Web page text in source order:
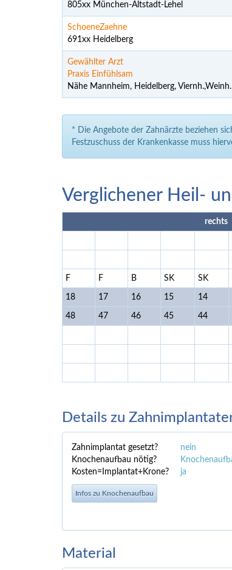
805xx München-Altstadt-Lehel
SchoeneZaehne
691xx Heidelberg
Gewählter Arzt
Praxis Einfühlsam
Nähe Mannheim, Heidelberg, Viernh.,Weinh.
* Die Angebote der Zahnärzte beziehen
Festzuschuss der Krankenkasse muss
Verglichener Heil-
rechts
F F B SK SK
18 17 16 15 14
48 47 46 45 44
Details zu
Zahnimplantat gesetzt?
nein
Knochenaufbau nötig?
Kosten=Implantat+Krone?
ja
Infos zu Knochenaufbau
Material